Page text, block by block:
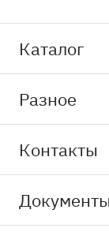
Каталог
Разное
Контакты
Документы